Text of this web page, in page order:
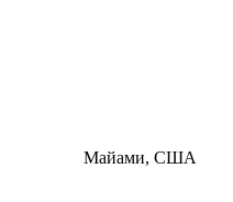
Майами, США